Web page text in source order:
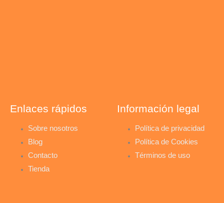
r
i
o
k
-
Enlaces rápidos
Sobre nosotros
Blog
Contacto
Tienda
Información legal
Política de privacidad
Política de Cookies
Términos de uso